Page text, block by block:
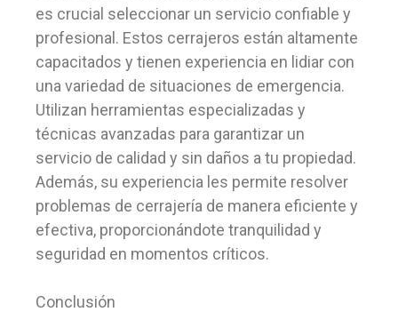
es crucial seleccionar un servicio confiable y
profesional. Estos cerrajeros están altamente
capacitados y tienen experiencia en lidiar con
una variedad de situaciones de emergencia.
Utilizan herramientas especializadas y
técnicas avanzadas para garantizar un
servicio de calidad y sin daños a tu propiedad.
Además, su experiencia les permite resolver
problemas de cerrajería de manera eficiente y
efectiva, proporcionándote tranquilidad y
seguridad en momentos críticos.
Conclusión